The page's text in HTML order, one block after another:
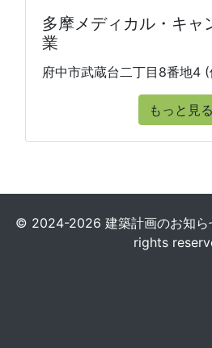
多摩メディカル・キャ
業
府中市武蔵台二丁目8番地4
もっと見る
© 2024-2026 建築計画のお知ら
rights